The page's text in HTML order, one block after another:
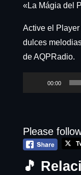
«La Mágia del
Active el
dulces
de AQPRadio.
00:00
Please
🎵